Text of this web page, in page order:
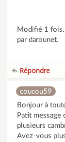
Modifié 1
par darounet.
Répondre
coucou59
Bonjour à
Patit message
plusieurs
Avez-vous